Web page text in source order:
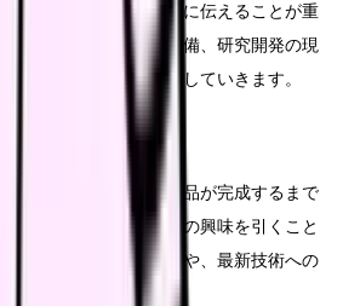
の社会的価値を効果的に伝えることが重
活躍や、最新の製造設備、研究開発の現
じて企業の魅力を表現していきます。
研究開発の現場や、製品が完成するまで
ることで、技術系人材の興味を引くこと
術者が活躍できる環境や、最新技術への
とが効果的です。